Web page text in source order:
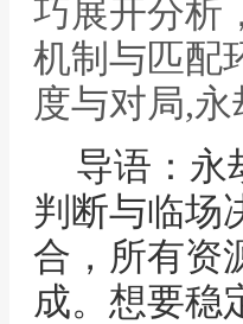
巧展开分析
机制与匹配
度与对局,
导语：永
判断与临场
合，所有资
成。想要稳